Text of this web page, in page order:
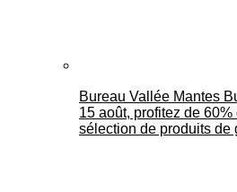
Bureau Vallée Mantes
15 août, profitez de
sélection de produits de